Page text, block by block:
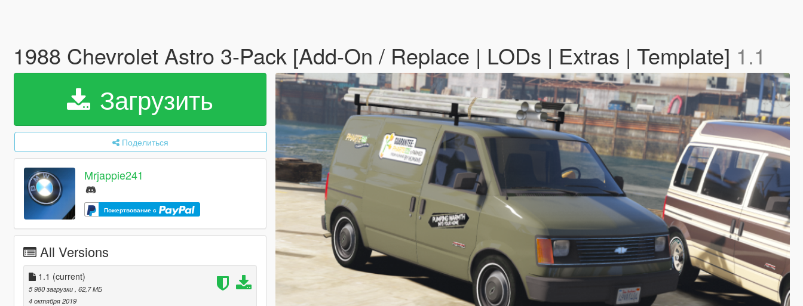
1988 Chevrolet Astro 3-Pack [Add-On / Replace | LODs | Extras | Template] 1.1
Загрузить
Поделиться
Mrjappie241
Пожертвование с
All Versions
1.1 (current)
5 980 загрузки , 62,7 МБ
4 октября 2019